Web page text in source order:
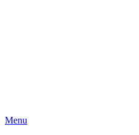
Menu